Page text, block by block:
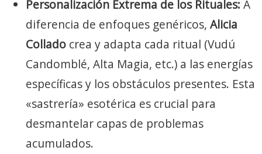
Personalización Extrema de los Rituales: A
diferencia de enfoques genéricos, Alicia
Collado crea y adapta cada ritual (Vudú
Candomblé, Alta Magia, etc.) a las energías
específicas y los obstáculos presentes. Esta
«sastrería» esotérica es crucial para
desmantelar capas de problemas
acumulados.